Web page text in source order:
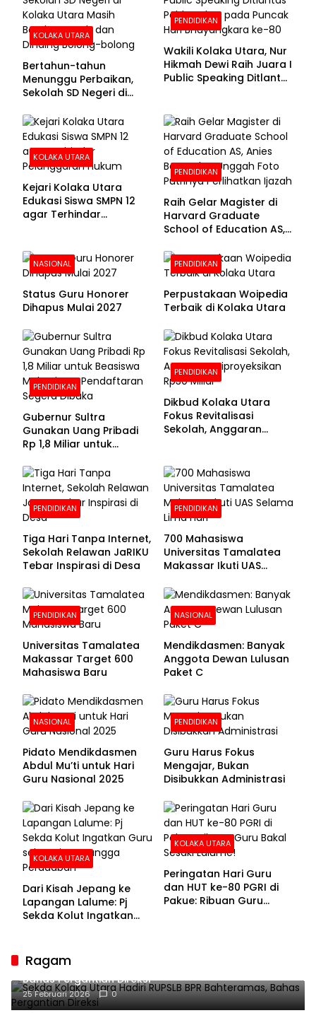
KOLAKA UTARA
Bertahun-tahun
Menunggu Perbaikan,
Sekolah SD Negeri di
Beralas Tanah dan
Dinding Bolong-bolong
PENDIDIKAN
Wakili Kolaka Utara, Nur
Hikmah Dewi Raih Juara I
Public Speaking Ditlantas
Bhayangkara ke-80
KOLAKA UTARA
Kejari Kolaka Utara
Edukasi Siswa SMPN 12
agar Terhindar
PENDIDIKAN
Raih Gelar Magister di
Harvard Graduate
School of Education AS,
Foto Putrinya Perlihatkan
Ijazah
NASIONAL
Status Guru Honorer
Dihapus Mulai 2027
PENDIDIKAN
Perpustakaan Woipedia
Terbaik di Kolaka Utara
PENDIDIKAN
Gubernur Sultra
Gunakan Uang Pribadi
Rp 1,8 Miliar untuk
Pendaftaran Segera
Dibuka
PENDIDIKAN
Dikbud Kolaka Utara
Fokus Revitalisasi
Sekolah, Anggaran
PENDIDIKAN
Tiga Hari Tanpa Internet,
Sekolah Relawan JaRIKU
Tebar Inspirasi di Desa
PENDIDIKAN
700 Mahasiswa
Universitas Tamalatea
Makassar Ikuti UAS
PENDIDIKAN
Universitas Tamalatea
Makassar Target 600
Mahasiswa Baru
NASIONAL
Mendikdasmen: Banyak
Anggota Dewan Lulusan
Paket C
NASIONAL
Pidato Mendikdasmen
Abdul Mu’ti untuk Hari
Guru Nasional 2025
PENDIDIKAN
Guru Harus Fokus
Mengajar, Bukan
Disibukkan Administrasi
KOLAKA UTARA
Dari Kisah Jepang ke
Lapangan Lalume: Pj
Sekda Kolut Ingatkan
KOLAKA UTARA
Peringatan Hari Guru
dan HUT ke-80 PGRI di
Pakue: Ribuan Guru
Ragam
Sekda Kolaka Utara Hadiri RUPSLB BPR Bahteramas,
Bahas Pergantian Direksi
25 Februari 2026 0